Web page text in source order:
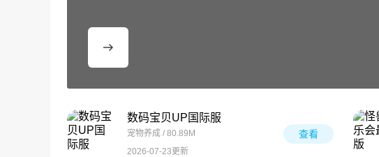
数码宝贝UP国际服
宠物养成 / 80.89M
2026-07-23更新
查看